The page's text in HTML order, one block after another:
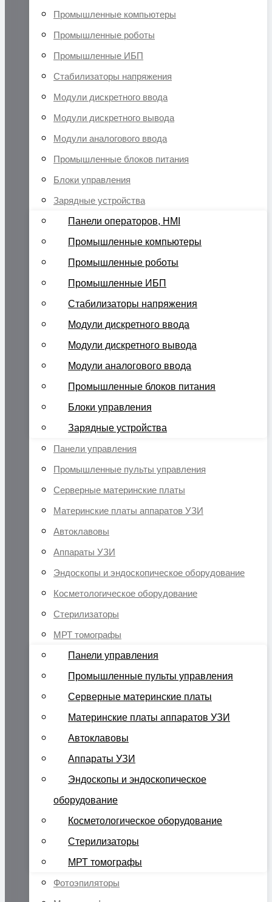
Промышленные компьютеры
Промышленные роботы
Промышленные ИБП
Стабилизаторы напряжения
Модули дискретного ввода
Модули дискретного вывода
Модули аналогового ввода
Промышленные блоков питания
Блоки управления
Зарядные устройства
Панели операторов, HMI
Промышленные компьютеры
Промышленные роботы
Промышленные ИБП
Стабилизаторы напряжения
Модули дискретного ввода
Модули дискретного вывода
Модули аналогового ввода
Промышленные блоков питания
Блоки управления
Зарядные устройства
Панели управления
Промышленные пульты управления
Серверные материнские платы
Материнские платы аппаратов УЗИ
Автоклавовы
Аппараты УЗИ
Эндоскопы и эндоскопическое оборудование
Косметологическое оборудование
Стерилизаторы
МРТ томографы
Панели управления
Промышленные пульты управления
Серверные материнские платы
Материнские платы аппаратов УЗИ
Автоклавовы
Аппараты УЗИ
Эндоскопы и эндоскопическое
оборудование
Косметологическое оборудование
Стерилизаторы
МРТ томографы
Фотоэпиляторы